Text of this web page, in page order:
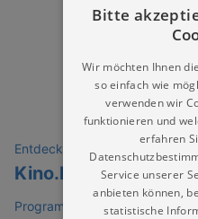
Entdeckungen
Kino.Kaffee.Kuchen.
Programmkino Ost (PKO)
Bitte
Wir möchten Ihnen
so einfach wie
verwenden wir
funktionieren und
erfahren
Service unserer
anbieten können,
statistische